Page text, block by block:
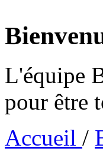
L'équipe
pour être
Accueil /